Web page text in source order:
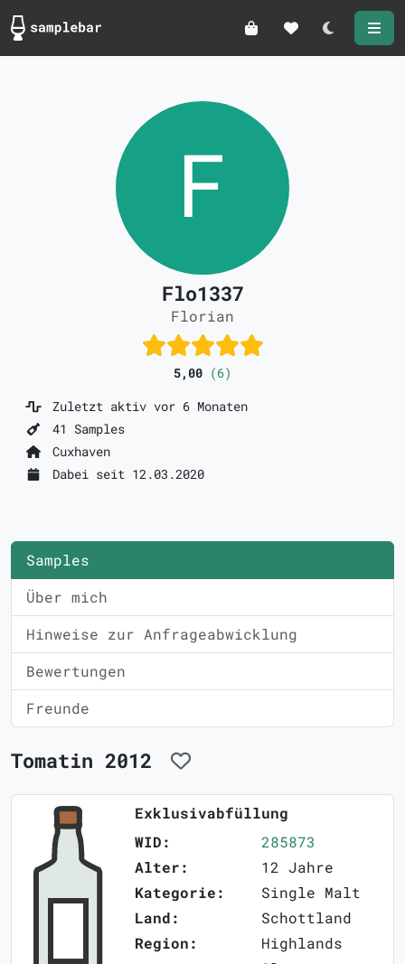
Darkmode
Flo1337
Florian
5,00 (6)
Zuletzt aktiv vor 6 Monaten
41 Samples
Cuxhaven
Dabei seit 12.03.2020
Samples
Über mich
Hinweise zur Anfrageabwicklung
Bewertungen
Freunde
Tomatin 2012
Exklusivabfüllung
WID:
285873
Alter:
12 Jahre
Kategorie:
Single Malt
Land:
Schottland
Region:
Highlands